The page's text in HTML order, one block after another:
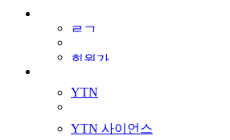
YTN
YTN 사이언스